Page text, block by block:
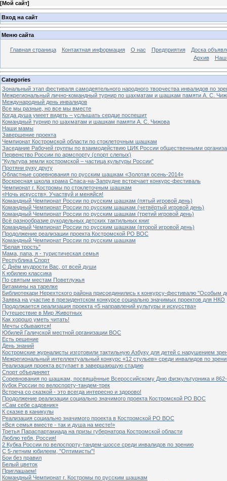
[Мой сайт]
Вход на сайт
Меню сайта
Главная страница Контактная информация О нас Предприятия
Доска
Архив
Categories
Зональный этап фестиваля самодеятельного народного творчества инвалидов по
Межрегиональный лично-командный турнир по шахматам и шашкам памяти А. С.
Международный день инвалидов
Все мы разные, но все мы вместе
Когда душа умеет видеть – услышать сердце поспешит
Командный турнир по шахматам и шашкам памяти А. С. Чижова
Наши мамы
Завершение проекта
Чемпионат Костромской области по стоклеточным шашкам
Заседание Рабочей группы по взаимодействию ЦИК России общественными
Первенство России по армспорту (спорт слепых)
"Культура земли костромской – частица культуры России"
Протяни руку другу
Областные соревнования по русским шашкам «Золотая осень-2014»
Воскресная школа храма Спаса-на-Запрудне встречает конкурс-фестиваль
Чемпионат г. Костромы по стоклеточным шашкам
«Ночь искусств». Участвуй и меняйся!
Командный Чемпионат России по русским шашкам (пятый игровой день)
Командный Чемпионат России по русским шашкам (четвёртый игровой день)
Командный Чемпионат России по русским шашкам (третий игровой день)
Всё разнообразие рукодельных детских тактильных книг
Командный Чемпионат России по русским шашкам (второй игровой день)
Продолжение реализации проекта Костромской РО ВОС
Командный Чемпионат России по русским шашкам
"Белая трость"
Мама, папа, я - туристическая семья
Республика Спорт
С Днём мудрости Вас, от всей души
К юбилею классика
По святым местам Поветлужья
Витамины на тарелке
Библиотекари Нерехтского района присоединились к конкурсу-фестивалю "Особым
Заявка на участие в президентском конкурсе социально значимых проектов для НКО
Продолжается реализация проекта «5 направлений культуры и искусства»
Путешествие в Мир Животных
Как хорошо уметь читать!
Мечты сбываются!
Юбилей Галичской местной организации ВОС
Есть решение
День знаний
Костромские журналисты изготовили тактильную Азбуку для детей с нарушением
Межрегиональный интеллектуальный конкурс «12 стульев» среди инвалидов по
Реализация проекта вступает в завершающую стадию
Спорт объединяет
Соревнования по шашкам, посвящённые Всероссийскому Дню физкультурника и
Кубок России по велоспорту-тандем-трек
Встреча со сказкой - это всегда интересно и здорово!
Продолжение реализации социально значимого проекта Костромской РО ВОС
«Сам себе садовник»
К сказке в каникулы
Реализация социально значимого проекта в Костромской РО ВОС
«Вся семья вместе - так и душа на месте!»
Третья Параспартакиада на призы губернатора Костромской области
Люблю тебя, Россия!
2 Кубка России по велоспорту-тандем-шоссе среди инвалидов по зрению
С 5-летним юбилеем, "Оптимисты"!
Бои без правил
Белый цветок
Приглашаем!
Командный Чемпионат г. Костромы по русским шашкам